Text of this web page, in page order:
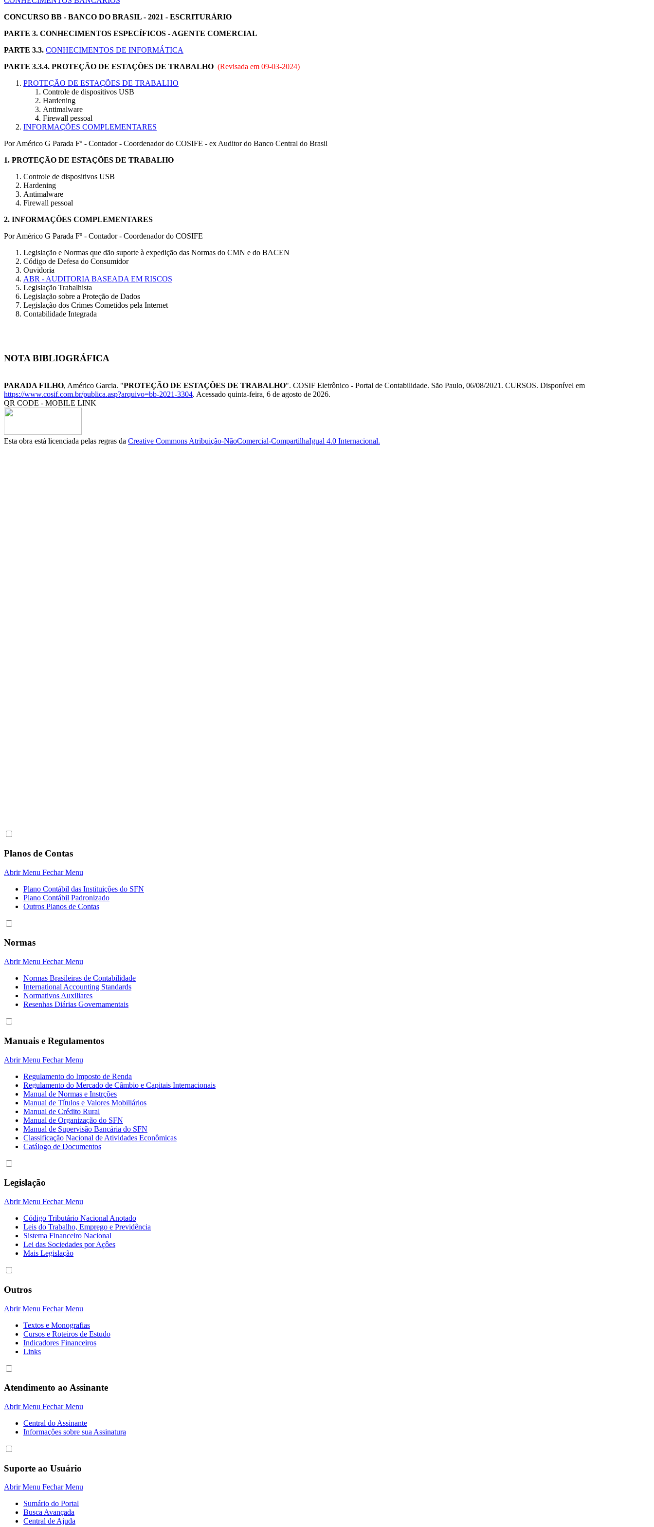
CONCURSO BB - BANCO DO BRASIL - 2021 - ESCRITURÁRIO
PARTE 3. CONHECIMENTOS ESPECÍFICOS - AGENTE COMERCIAL
PARTE 3.3. CONHECIMENTOS DE INFORMÁTICA
PARTE 3.3.4. PROTEÇÃO DE ESTAÇÕES DE TRABALHO (Revisada em 09-03-2024)
PROTEÇÃO DE ESTAÇÕES DE TRABALHO
Controle de dispositivos USB
Hardening
Antimalware
Firewall pessoal
INFORMAÇÕES COMPLEMENTARES
Por Américo G Parada Fº - Contador - Coordenador do COSIFE - ex Auditor do Banco Central do Brasil
1. PROTEÇÃO DE ESTAÇÕES DE TRABALHO
Controle de dispositivos USB
Hardening
Antimalware
Firewall pessoal
2. INFORMAÇÕES COMPLEMENTARES
Por Américo G Parada Fº - Contador - Coordenador do COSIFE
Legislação e Normas que dão suporte à expedição das Normas do CMN e do BACEN
Código de Defesa do Consumidor
Ouvidoria
ABR - AUDITORIA BASEADA EM RISCOS
Legislação Trabalhista
Legislação sobre a Proteção de Dados
Legislação dos Crimes Cometidos pela Internet
Contabilidade Integrada
NOTA BIBLIOGRÁFICA
PARADA FILHO, Américo Garcia. "PROTEÇÃO DE ESTAÇÕES DE TRABALHO". COSIF Eletrônico - Portal de Contabilidade. São Paulo, 06/08/2021. CURSOS. Disponível em
https://www.cosif.com.br/publica.asp?arquivo=bb-2021-3304. Acessado quinta-feira, 6 de agosto de 2026.
QR CODE - MOBILE LINK
Esta obra está licenciada pelas regras da Creative Commons Atribuição-NãoComercial-CompartilhaIgual 4.0 Internacional.
Planos de Contas
Abrir Menu Fechar Menu
Plano Contábil das Instituiçôes do SFN
Plano Contábil Padronizado
Outros Planos de Contas
Normas
Abrir Menu Fechar Menu
Normas Brasileiras de Contabilidade
International Accounting Standards
Normativos Auxiliares
Resenhas Diárias Governamentais
Manuais e Regulamentos
Abrir Menu Fechar Menu
Regulamento do Imposto de Renda
Regulamento do Mercado de Câmbio e Capitais Internacionais
Manual de Normas e Instrções
Manual de Títulos e Valores Mobiliários
Manual de Crédito Rural
Manual de Organização do SFN
Manual de Supervisão Bancária do SFN
Classificação Nacional de Atividades Econômicas
Catálogo de Documentos
Legislação
Abrir Menu Fechar Menu
Código Tributário Nacional Anotado
Leis do Trabalho, Emprego e Previdência
Sistema Financeiro Nacional
Lei das Sociedades por Açôes
Mais Legislação
Outros
Abrir Menu Fechar Menu
Textos e Monografias
Cursos e Roteiros de Estudo
Indicadores Financeiros
Links
Atendimento ao Assinante
Abrir Menu Fechar Menu
Central do Assinante
Informaçôes sobre sua Assinatura
Suporte ao Usuário
Abrir Menu Fechar Menu
Sumário do Portal
Busca Avançada
Central de Ajuda